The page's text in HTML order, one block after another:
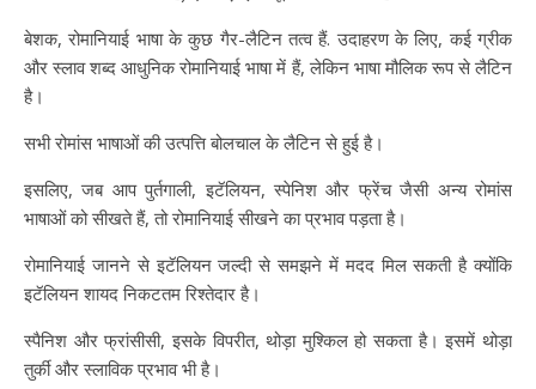
बेशक, रोमानियाई भाषा के कुछ गैर-लैटिन तत्व हैं. उदाहरण के लिए, कई ग्रीक
और स्लाव शब्द आधुनिक रोमानियाई भाषा में हैं, लेकिन भाषा मौलिक रूप से लैटिन
है।
सभी रोमांस भाषाओं की उत्पत्ति बोलचाल के लैटिन से हुई है।
इसलिए, जब आप पुर्तगाली, इटॅलियन, स्पेनिश और फ्रेंच जैसी अन्य रोमांस
भाषाओं को सीखते हैं, तो रोमानियाई सीखने का प्रभाव पड़ता है।
रोमानियाई जानने से इटॅलियन जल्दी से समझने में मदद मिल सकती है क्योंकि
इटॅलियन शायद निकटतम रिश्तेदार है।
स्पैनिश और फ्रांसीसी, इसके विपरीत, थोड़ा मुश्किल हो सकता है। इसमें थोड़ा
तुर्की और स्लाविक प्रभाव भी है।